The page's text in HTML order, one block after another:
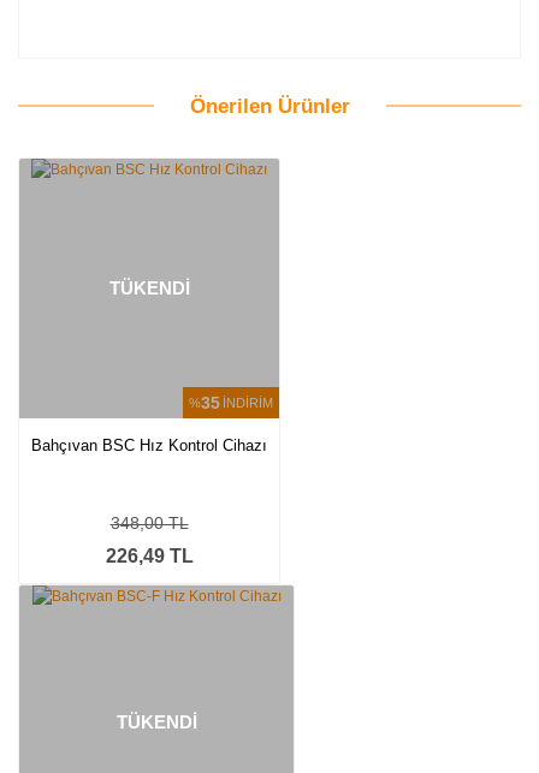
Önerilen Ürünler
%35 İNDİRİM
TÜKENDİ
Bahçıvan BSC Hız Kontrol Cihazı
226,49 TL
348,00 TL
TÜKENDİ